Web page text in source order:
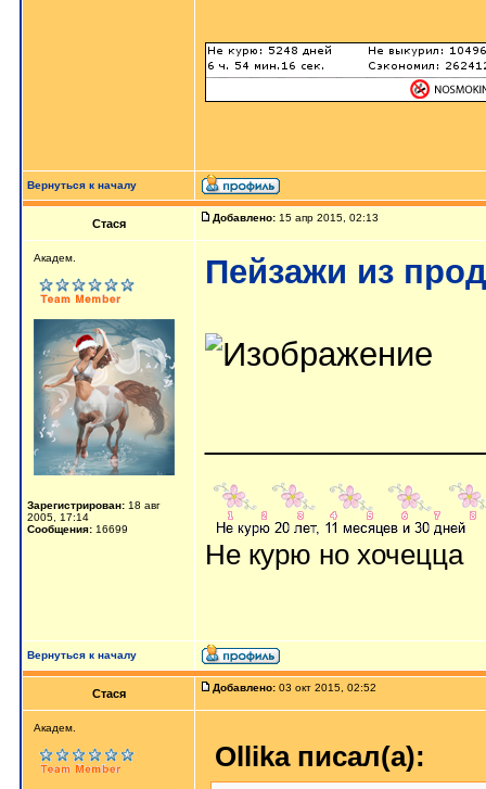
Вернуться к началу
Стася Добавлено: 15 апр 2015, 02:13
Aкaдeм.
Зарегистрирован: 18 авг
2005, 17:14
Сообщения: 16699
Пейзажи из
Не курю но хочецца
Вернуться к началу
Стася Добавлено: 03 окт 2015, 02:52
Aкaдeм.
Ollika писал(а):